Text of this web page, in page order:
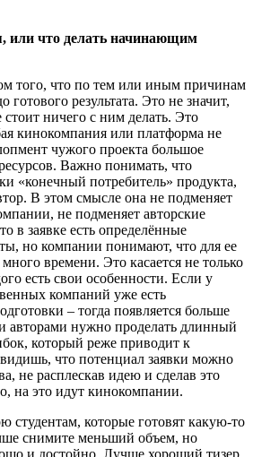
или что делать начинающим
того, что по тем или иным причинам
готового результата. Это не значит,
ничего с ним делать. Это
кинокомпания или платформа не
чужого проекта большое
Важно понимать, что
«конечный потребитель» продукта,
В этом смысле она не подменяет
не подменяет авторские
в заявке есть определённые
но компании понимают, что для ее
времени. Это касается не только
есть свои особенности. Если у
компаний уже есть
– тогда появляется больше
авторами нужно проделать длинный
который реже приводит к
видишь, что потенциал заявки можно
не расплескав идею и сделав это
на это идут кинокомпании.
студентам, которые готовят какую-то
снимите меньший объем, но
и достойно. Лучше хороший тизер,